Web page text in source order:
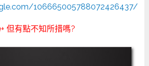
106665005788072426437/
但有點不知所措嗎?